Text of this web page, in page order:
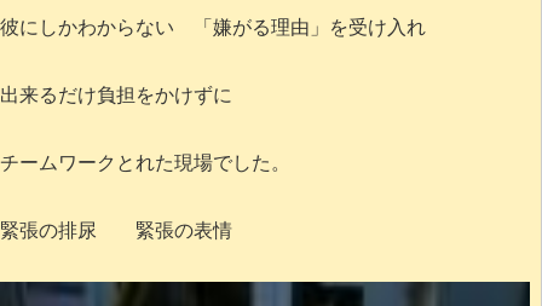
彼にしかわからない 「嫌がる理由」を受け入れ
出来るだけ負担をかけずに
チームワークとれた現場でした。
緊張の排尿 緊張の表情